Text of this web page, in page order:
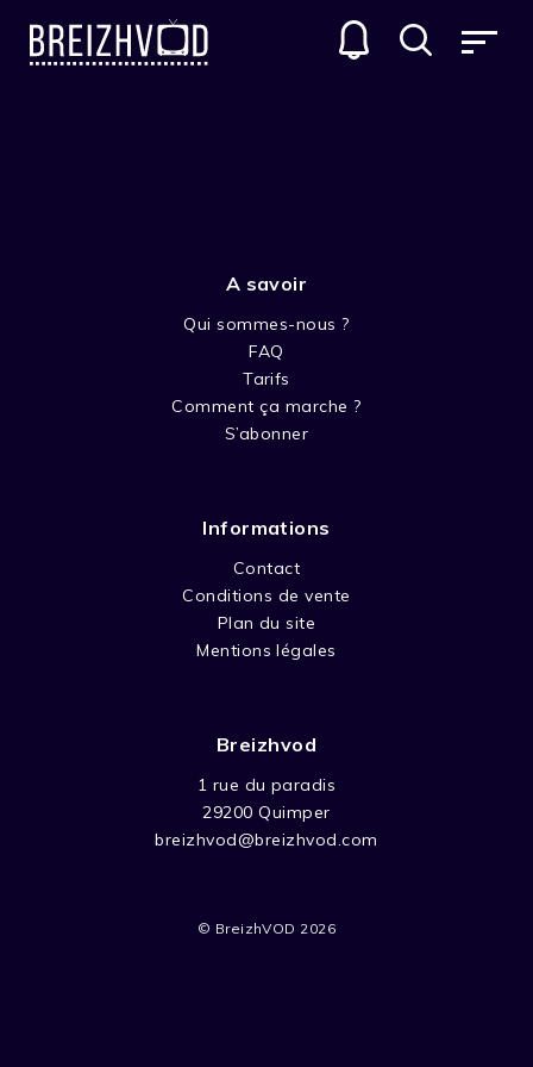
A savoir
Qui sommes-nous ?
FAQ
Tarifs
Comment ça marche ?
S’abonner
Informations
Contact
Conditions de vente
Plan du site
Mentions légales
Breizhvod
1 rue du paradis
29200 Quimper
breizhvod@breizhvod.com
© BreizhVOD 2026